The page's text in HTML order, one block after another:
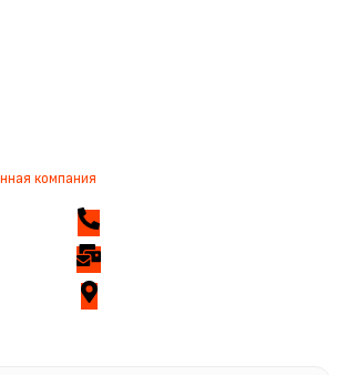
компания